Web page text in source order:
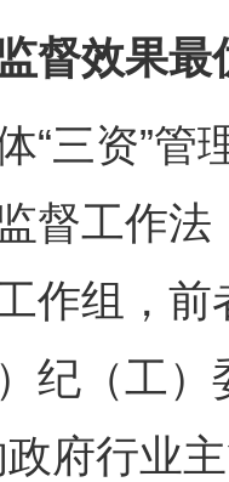
效果最
资”管
督工作
作组，
纪（工）
政府行业